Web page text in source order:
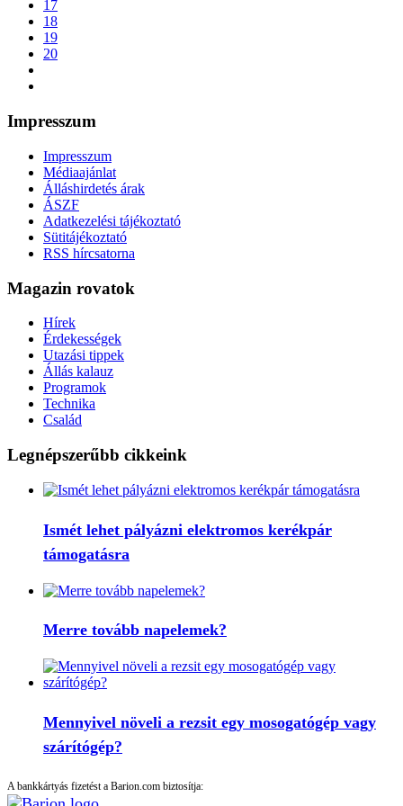
17
18
19
20
Impresszum
Impresszum
Médiaajánlat
Álláshirdetés árak
ÁSZF
Adatkezelési tájékoztató
Sütitájékoztató
RSS hírcsatorna
Magazin rovatok
Hírek
Érdekességek
Utazási tippek
Állás kalauz
Programok
Technika
Család
Legnépszerűbb cikkeink
Ismét lehet pályázni elektromos kerékpár
támogatásra
Merre tovább napelemek?
Mennyivel növeli a rezsit egy mosogatógép vagy
szárítógép?
A bankkártyás fizetést a Barion.com biztosítja: